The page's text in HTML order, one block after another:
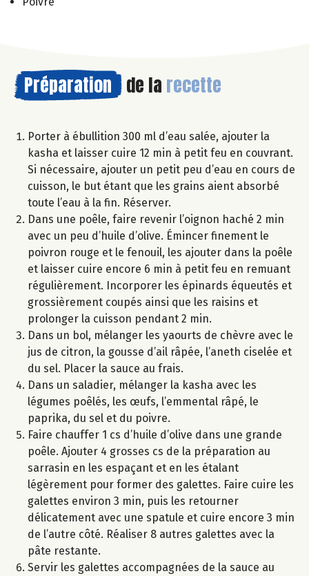
Préparation de la recette
Porter à ébullition 300 ml d’eau salée, ajouter la
kasha et laisser cuire 12 min à petit feu en couvrant.
Si nécessaire, ajouter un petit peu d’eau en cours de
cuisson, le but étant que les grains aient absorbé
toute l’eau à la fin. Réserver.
Dans une poêle, faire revenir l’oignon haché 2 min
avec un peu d’huile d’olive. Émincer finement le
poivron rouge et le fenouil, les ajouter dans la poêle
et laisser cuire encore 6 min à petit feu en remuant
régulièrement. Incorporer les épinards équeutés et
grossièrement coupés ainsi que les raisins et
prolonger la cuisson pendant 2 min.
Dans un bol, mélanger les yaourts de chèvre avec le
jus de citron, la gousse d’ail râpée, l’aneth ciselée et
du sel. Placer la sauce au frais.
Dans un saladier, mélanger la kasha avec les
légumes poêlés, les œufs, l’emmental râpé, le
paprika, du sel et du poivre.
Faire chauffer 1 cs d’huile d’olive dans une grande
poêle. Ajouter 4 grosses cs de la préparation au
sarrasin en les espaçant et en les étalant
légèrement pour former des galettes. Faire cuire les
galettes environ 3 min, puis les retourner
délicatement avec une spatule et cuire encore 3 min
de l’autre côté. Réaliser 8 autres galettes avec la
pâte restante.
Servir les galettes accompagnées de la sauce au